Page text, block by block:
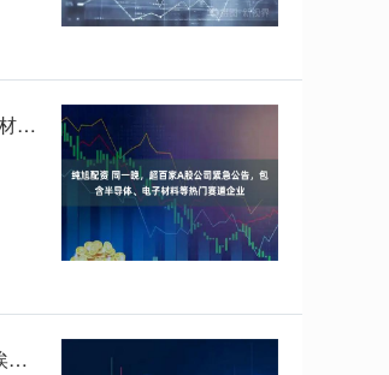
纯旭配资 同一晚，超百家A股公司紧急公告，包含半导体、电子材料等热门赛道企业
嘉盛投资 中方：将提供力所能及的抗疫支持 帮助非洲早日战胜埃博拉疫情